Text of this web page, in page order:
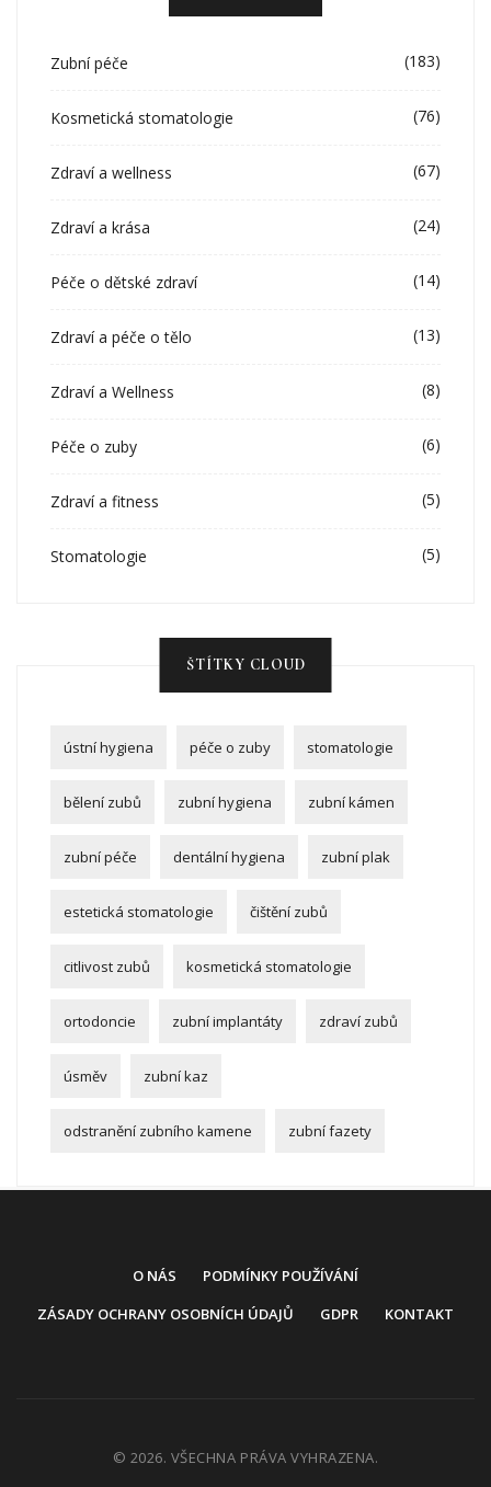
Zubní péče (183)
Kosmetická stomatologie (76)
Zdraví a wellness (67)
Zdraví a krása (24)
Péče o dětské zdraví (14)
Zdraví a péče o tělo (13)
Zdraví a Wellness (8)
Péče o zuby (6)
Zdraví a fitness (5)
Stomatologie (5)
ŠTÍTKY CLOUD
ústní hygiena péče o zuby stomatologie
bělení zubů zubní hygiena zubní kámen
zubní péče dentální hygiena zubní plak
estetická stomatologie čištění zubů
citlivost zubů kosmetická stomatologie
ortodoncie zubní implantáty zdraví zubů
úsměv zubní kaz
odstranění zubního kamene zubní fazety
O NÁS
PODMÍNKY POUŽÍVÁNÍ
ZÁSADY OCHRANY OSOBNÍCH ÚDAJŮ
GDPR KONTAKT
© 2026. VŠECHNA PRÁVA VYHRAZENA.